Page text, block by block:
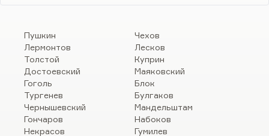
Пушкин
Лермонтов
Толстой
Достоевский
Гоголь
Тургенев
Чернышевский
Гончаров
Некрасов
Чехов
Лесков
Куприн
Маяковский
Блок
Булгаков
Мандельштам
Набоков
Гумилев